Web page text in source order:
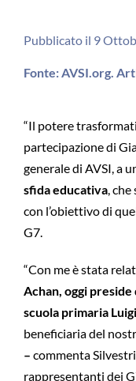
Pubblicato il 9
Fonte: AVSI.org.
“Il potere
partecipazione di
generale di AVSI, a
sfida educativa,
con l’obiettivo di
G7.
“Con me è stata
Achan, oggi preside
scuola primaria
beneficiaria del
– commenta
rappresentanti dei